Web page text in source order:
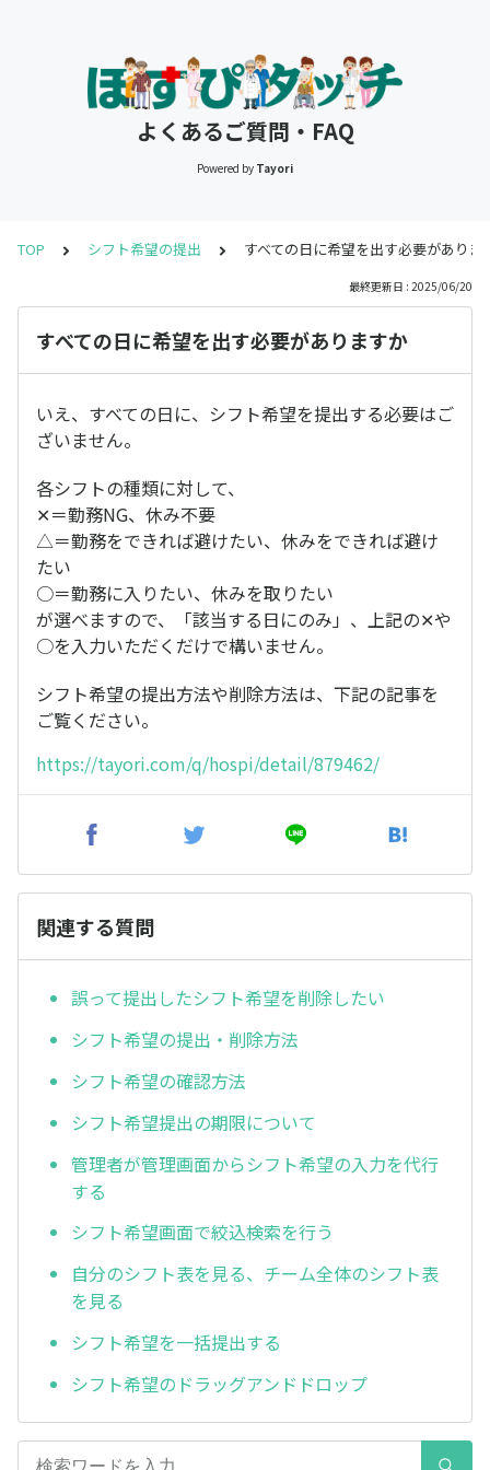
よくあるご質問・FAQ
Powered by Tayori
TOP シフト希望の提出 すべての日に希望を出す必要がありま
最終更新日 : 2025/06/20
すべての日に希望を出す必要がありますか
いえ、すべての日に、シフト希望を提出する必要はご
ざいません。
各シフトの種類に対して、
✕＝勤務NG、休み不要
△＝勤務をできれば避けたい、休みをできれば避け
たい
○＝勤務に入りたい、休みを取りたい
が選べますので、「該当する日にのみ」、上記の✕や
○を入力いただくだけで構いません。
シフト希望の提出方法や削除方法は、下記の記事を
ご覧ください。
https://tayori.com/q/hospi/detail/879462/
関連する質問
誤って提出したシフト希望を削除したい
シフト希望の提出・削除方法
シフト希望の確認方法
シフト希望提出の期限について
管理者が管理画面からシフト希望の入力を代行
する
シフト希望画面で絞込検索を行う
自分のシフト表を見る、チーム全体のシフト表
を見る
シフト希望を一括提出する
シフト希望のドラッグアンドドロップ